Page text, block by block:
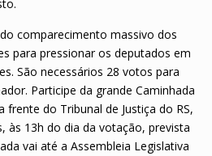
comparecimento massivo dos
para pressionar os deputados em
São necessários 28 votos para
Participe da grande Caminhada
frente do Tribunal de Justiça do RS,
às 13h do dia da votação, prevista
vai até a Assembleia Legislativa